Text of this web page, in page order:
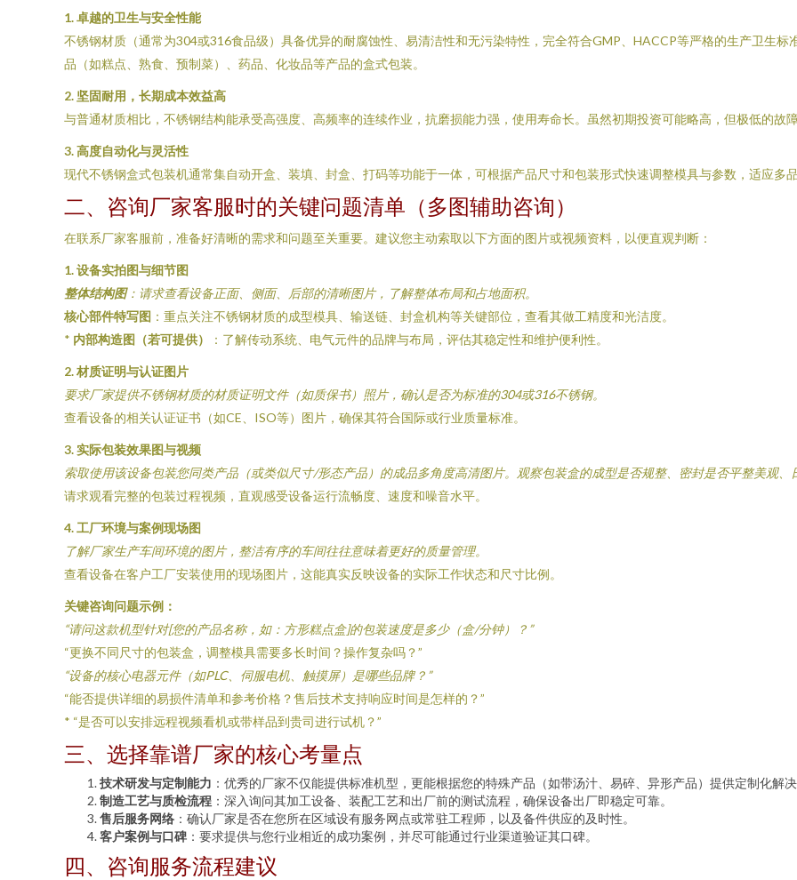
1. 卓越的卫生与安全性能
不锈钢材质（通常为304或316食品级）具备优异的耐腐蚀性、易清洁性和无污染特性，完全符合GMP、HACCP等严格的生产卫生
品（如糕点、熟食、预制菜）、药品、化妆品等产品的盒式包装。
2. 坚固耐用，长期成本效益高
与普通材质相比，不锈钢结构能承受高强度、高频率的连续作业，抗磨损能力强，使用寿命长。虽然初期投资可能略高，但极低的故
3. 高度自动化与灵活性
现代不锈钢盒式包装机通常集自动开盒、装填、封盒、打码等功能于一体，可根据产品尺寸和包装形式快速调整模具与参数，适应多
二、咨询厂家客服时的关键问题清单（多图辅助咨询）
在联系厂家客服前，准备好清晰的需求和问题至关重要。建议您主动索取以下方面的图片或视频资料，以便直观判断：
1. 设备实拍图与细节图
整体结构图：请求查看设备正面、侧面、后部的清晰图片，了解整体布局和占地面积。
核心部件特写图 ：重点关注不锈钢材质的成型模具、输送链、封盒机构等关键部位，查看其做工精度和光洁度。
* 内部构造图（若可提供） ：了解传动系统、电气元件的品牌与布局，评估其稳定性和维护便利性。
2. 材质证明与认证图片
要求厂家提供不锈钢材质的材质证明文件（如质保书）照片，确认是否为标准的304或316不锈钢。
查看设备的相关认证证书（如CE、ISO等）图片，确保其符合国际或行业质量标准。
3. 实际包装效果图与视频
索取使用该设备包装您同类产品（或类似尺寸/形态产品）的成品多角度高清图片。观察包装盒的成型是否规整、密封是否平整美观、
请求观看完整的包装过程视频，直观感受设备运行流畅度、速度和噪音水平。
4. 工厂环境与案例现场图
了解厂家生产车间环境的图片，整洁有序的车间往往意味着更好的质量管理。
查看设备在客户工厂安装使用的现场图片，这能真实反映设备的实际工作状态和尺寸比例。
关键咨询问题示例：
“请问这款机型针对[您的产品名称，如：方形糕点盒]的包装速度是多少（盒/分钟）？”
“更换不同尺寸的包装盒，调整模具需要多长时间？操作复杂吗？”
“设备的核心电器元件（如PLC、伺服电机、触摸屏）是哪些品牌？”
“能否提供详细的易损件清单和参考价格？售后技术支持响应时间是怎样的？”
* “是否可以安排远程视频看机或带样品到贵司进行试机？”
三、选择靠谱厂家的核心考量点
技术研发与定制能力 ：优秀的厂家不仅能提供标准机型，更能根据您的特殊产品（如带汤汁、易碎、异形产品）提供定制化解决
制造工艺与质检流程 ：深入询问其加工设备、装配工艺和出厂前的测试流程，确保设备出厂即稳定可靠。
售后服务网络 ：确认厂家是否在您所在区域设有服务网点或常驻工程师，以及备件供应的及时性。
客户案例与口碑 ：要求提供与您行业相近的成功案例，并尽可能通过行业渠道验证其口碑。
四、咨询服务流程建议